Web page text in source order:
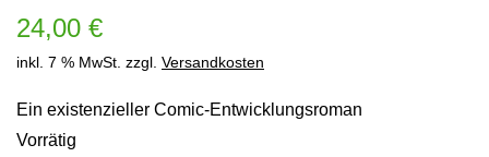
24,00 €
inkl. 7 % MwSt. zzgl. Versandkosten
Ein existenzieller Comic-Entwicklungsroman
Vorrätig